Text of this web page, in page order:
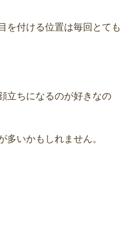
を付ける位置は毎回とても
立ちになるのが好きなの
多いかもしれません。